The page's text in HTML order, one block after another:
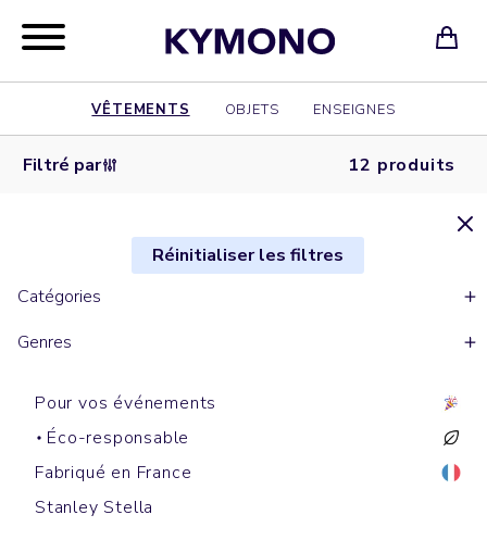
VÊTEMENTS OBJETS ENSEIGNES
Filtré par 12 produits
Réinitialiser les filtres
Catégories
Genres
Pour vos événements
Éco-responsable
Fabriqué en France
Stanley Stella
Chemises
LULLY
Polos manches courtes
PREPSTER
Chemises
CAMBRIDGE
Polos manches longues
PREPSTER LONG SLEEVES
Polos manches courtes
LAUREN
Chemises
DENIM SHIRT
Chemises
STYLER
Polos manches courtes
COASTER
Chemises
JANE
Chemises
OXFORD
Chemises
WORKER
Chemises
HARPER